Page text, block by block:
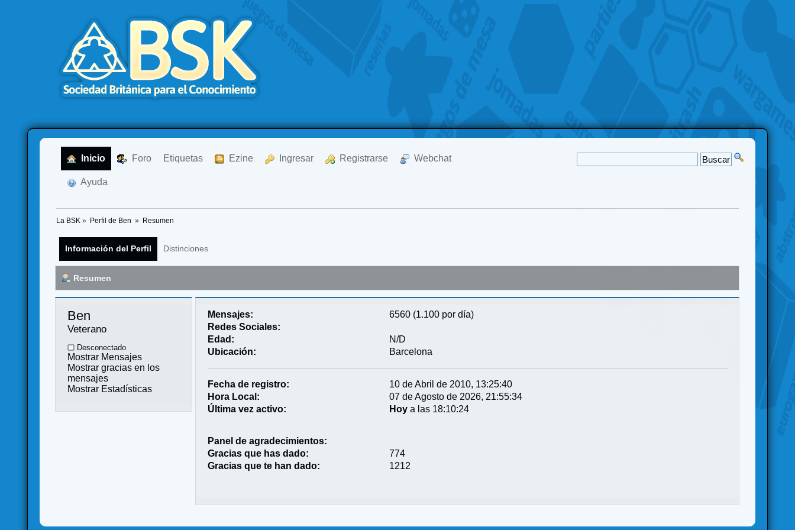
Inicio Foro Etiquetas Ezine Ingresar Registrarse Webchat
Ayuda
La BSK » Perfil de Ben » Resumen
Información del Perfil Distinciones
Resumen
Ben
Veterano
Desconectado
Mostrar Mensajes
Mostrar gracias en los
mensajes
Mostrar Estadísticas
Mensajes:
6560 (1.100 por día)
Redes Sociales:
Edad:
N/D
Ubicación:
Barcelona
Fecha de registro:
10 de Abril de 2010, 13:25:40
Hora Local:
07 de Agosto de 2026, 21:55:34
Última vez activo:
Hoy a las 18:10:24
Panel de agradecimientos:
Gracias que has dado:
774
Gracias que te han dado:
1212